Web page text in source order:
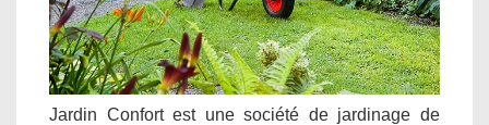
Jardin Confort est une société de jardinage de